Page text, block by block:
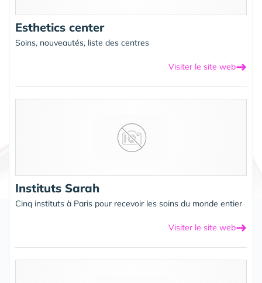
Esthetics center
Soins, nouveautés, liste des centres
Visiter le site web➜
Instituts Sarah
Cinq instituts à Paris pour recevoir les soins du monde entier
Visiter le site web➜